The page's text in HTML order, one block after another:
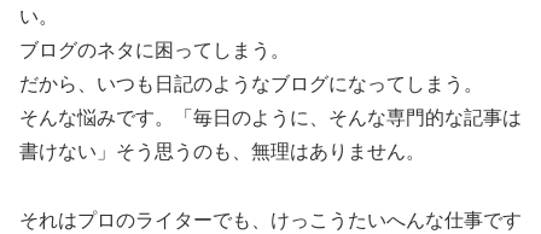
い。
ブログのネタに困ってしまう。
だから、いつも日記のようなブログになってしまう。
そんな悩みです。「毎日のように、そんな専門的な記事は
書けない」そう思うのも、無理はありません。
それはプロのライターでも、けっこうたいへんな仕事です